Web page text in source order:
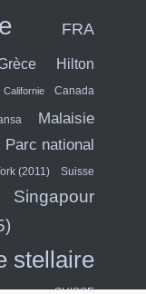
FRA
Hilton
Californie Canada
Malaisie
Parc national
(2011) Suisse
Singapour
stellaire